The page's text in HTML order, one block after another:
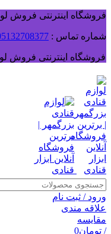
فروشگاه اینترنتی فروش
شماره تماس :
فروشگاه اینترنتی فروش
ورود / ثبت نام
علاقه مندی
مقایسه
/ تومان0